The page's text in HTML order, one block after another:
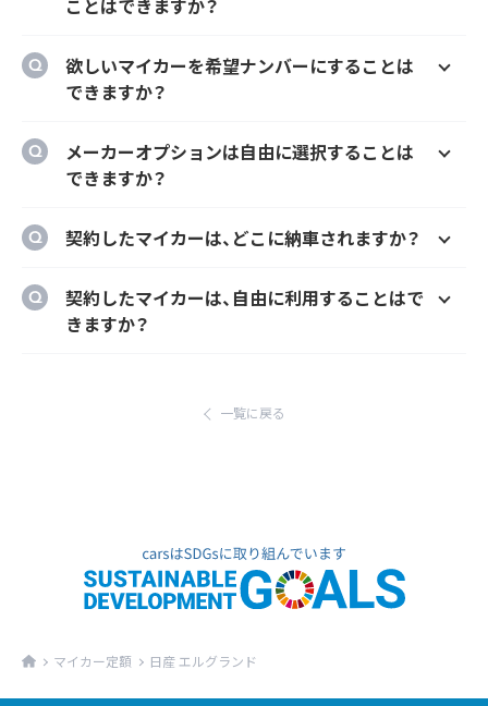
ー、契約期間、ボーナス払い等を自由に選択す
ることができます。
欲しいマイカーを希望ナンバーにすることは
できますか？
とができます。
メーカーオプションは自由に選択することは
できますか？
様にカーナビ、ドラレコ、ETC、フロアマット等
ます。
契約したマイカーは、どこに納車されますか？
とができます。
ただし、輸入車リース（新車）の場合、納車場所
契約したマイカーは、自由に利用することはで
きますか？
一覧に戻る
マイカー定額 日産 エルグランド